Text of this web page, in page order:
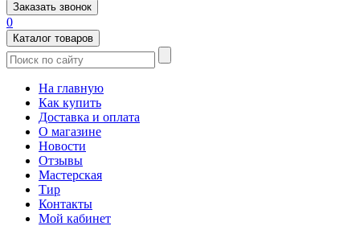
Заказать звонок
0
Каталог товаров
На главную
Как купить
Доставка и оплата
О магазине
Новости
Отзывы
Мастерская
Тир
Контакты
Мой кабинет